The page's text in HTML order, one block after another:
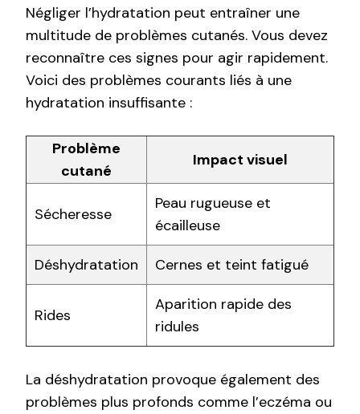
Négliger l’hydratation peut entraîner une
multitude de problèmes cutanés. Vous devez
reconnaître ces signes pour agir rapidement.
Voici des problèmes courants liés à une
hydratation insuffisante :
Problème
cutané
Impact visuel
Sécheresse
Peau rugueuse et
écailleuse
Déshydratation Cernes et teint fatigué
Rides
Aparition rapide des
ridules
La déshydratation provoque également des
problèmes plus profonds comme l’eczéma ou